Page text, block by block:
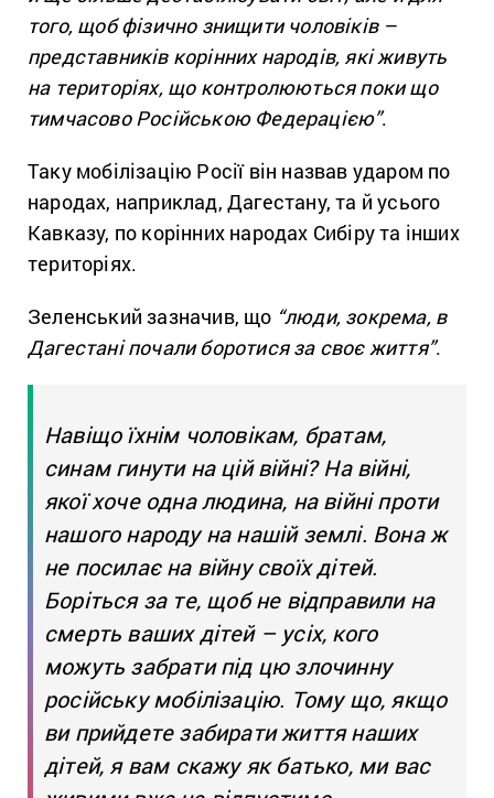
того, щоб фізично знищити чоловіків –
представників корінних народів, які живуть
на територіях, що контролюються поки що
тимчасово Російською Федерацією”.
Таку мобілізацію Росії він назвав ударом по
народах, наприклад, Дагестану, та й усього
Кавказу, по корінних народах Сибіру та інших
територіях.
Зеленський зазначив, що “люди, зокрема, в
Дагестані почали боротися за своє життя”.
Навіщо їхнім чоловікам, братам,
синам гинути на цій війні? На війні,
якої хоче одна людина, на війні проти
нашого народу на нашій землі. Вона ж
не посилає на війну своїх дітей.
Боріться за те, щоб не відправили на
смерть ваших дітей – усіх, кого
можуть забрати під цю злочинну
російську мобілізацію. Тому що, якщо
ви прийдете забирати життя наших
дітей, я вам скажу як батько, ми вас